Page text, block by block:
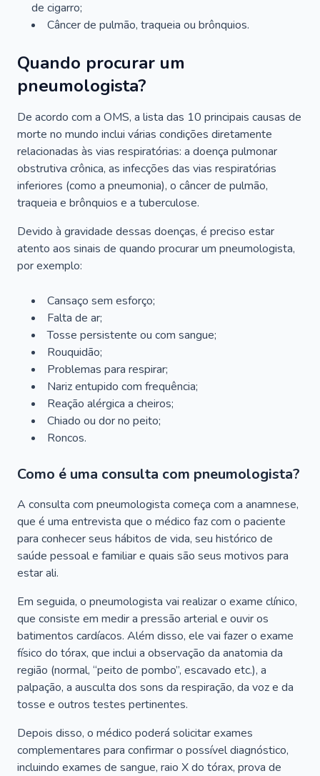
de cigarro;
Câncer de pulmão, traqueia ou brônquios.
Quando procurar um
pneumologista?
De acordo com a OMS, a lista das 10 principais causas de
morte no mundo inclui várias condições diretamente
relacionadas às vias respiratórias: a doença pulmonar
obstrutiva crônica, as infecções das vias respiratórias
inferiores (como a pneumonia), o câncer de pulmão,
traqueia e brônquios e a tuberculose.
Devido à gravidade dessas doenças, é preciso estar
atento aos sinais de quando procurar um pneumologista,
por exemplo:
Cansaço sem esforço;
Falta de ar;
Tosse persistente ou com sangue;
Rouquidão;
Problemas para respirar;
Nariz entupido com frequência;
Reação alérgica a cheiros;
Chiado ou dor no peito;
Roncos.
Como é uma consulta com pneumologista?
A consulta com pneumologista começa com a anamnese,
que é uma entrevista que o médico faz com o paciente
para conhecer seus hábitos de vida, seu histórico de
saúde pessoal e familiar e quais são seus motivos para
estar ali.
Em seguida, o pneumologista vai realizar o exame clínico,
que consiste em medir a pressão arterial e ouvir os
batimentos cardíacos. Além disso, ele vai fazer o exame
físico do tórax, que inclui a observação da anatomia da
região (normal, “peito de pombo”, escavado etc.), a
palpação, a ausculta dos sons da respiração, da voz e da
tosse e outros testes pertinentes.
Depois disso, o médico poderá solicitar exames
complementares para confirmar o possível diagnóstico,
incluindo exames de sangue, raio X do tórax, prova de